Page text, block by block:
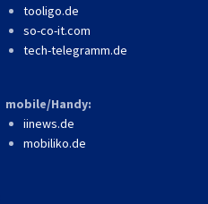
tooligo.de
so-co-it.com
tech-telegramm.de
mobile/Handy:
iinews.de
mobiliko.de